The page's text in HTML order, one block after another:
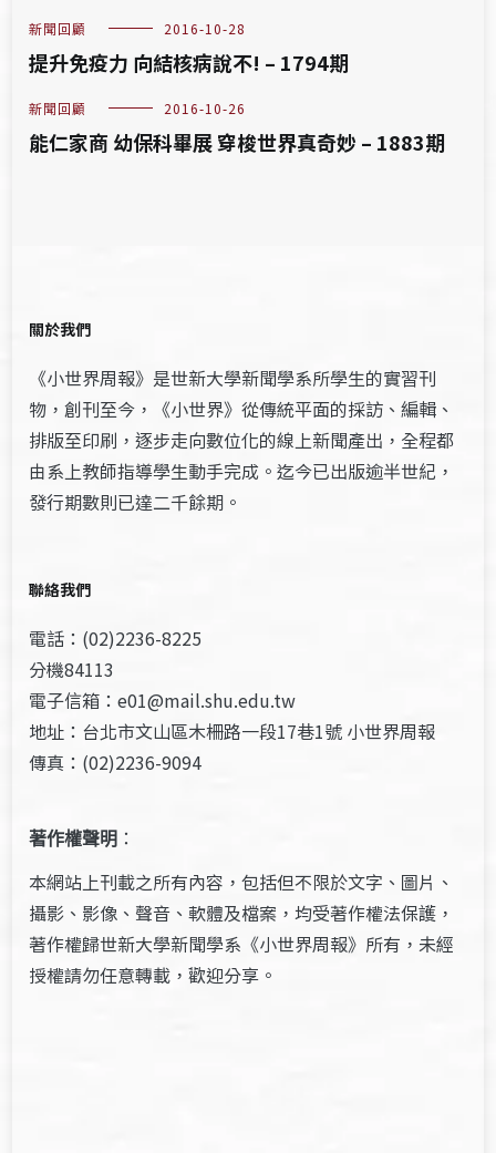
新聞回顧 2016-10-28
提升免疫力 向結核病說不! – 1794期
新聞回顧 2016-10-26
能仁家商 幼保科畢展 穿梭世界真奇妙 – 1883期
關於我們
《小世界周報》是世新大學新聞學系所學生的實習刊
物，創刊至今，《小世界》從傳統平面的採訪、編輯、
排版至印刷，逐步走向數位化的線上新聞產出，全程都
由系上教師指導學生動手完成。迄今已出版逾半世紀，
發行期數則已達二千餘期。
聯絡我們
電話：(02)2236-8225
分機84113
電子信箱：e01@mail.shu.edu.tw
地址：台北市文山區木柵路一段17巷1號 小世界周報
傳真：(02)2236-9094
著作權聲明 ：
本網站上刊載之所有內容，包括但不限於文字、圖片、
攝影、影像、聲音、軟體及檔案，均受著作權法保護，
著作權歸世新大學新聞學系《小世界周報》所有，未經
授權請勿任意轉載，歡迎分享。